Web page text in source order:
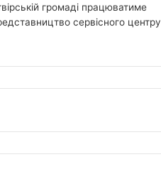
громаді працюватиме
сервісного центру